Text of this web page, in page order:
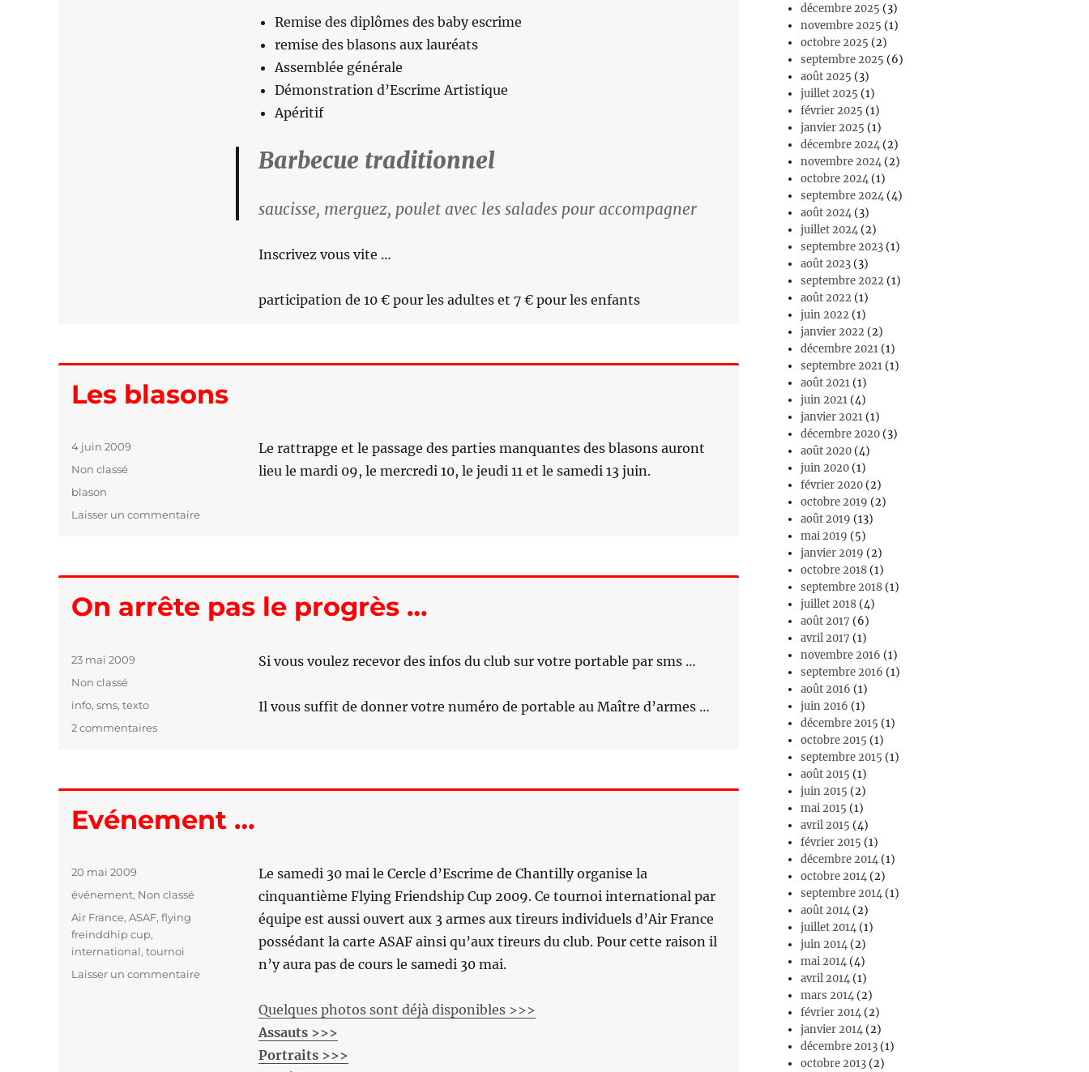
Remise des diplômes des baby escrime
remise des blasons aux lauréats
Assemblée générale
Démonstration d’Escrime Artistique
Apéritif
Barbecue traditionnel
saucisse, merguez, poulet avec les salades pour accompagner
Inscrivez vous vite …
participation de 10 € pour les adultes et 7 € pour les enfants
Les blasons
Le rattrapge et le passage des parties manquantes des blasons auront
lieu le mardi 09, le mercredi 10, le jeudi 11 et le samedi 13 juin.
Publié
le
4 juin 2009
Catégories
Non classé
Étiquettes
blason
Laisser un commentaire
On arrête pas le progrès …
Si vous voulez recevor des infos du club sur votre portable par sms …
Il vous suffit de donner votre numéro de portable au Maître d’armes …
Publié
le
23 mai 2009
Catégories
Non classé
Étiquettes
info, sms, texto
2 commentaires
progrès
…
Evénement …
Le samedi 30 mai le Cercle d’Escrime de Chantilly organise la
cinquantième Flying Friendship Cup 2009. Ce tournoi international par
équipe est aussi ouvert aux 3 armes aux tireurs individuels d’Air France
possédant la carte ASAF ainsi qu’aux tireurs du club. Pour cette raison il
n’y aura pas de cours le samedi 30 mai.
Quelques photos sont déjà disponibles >>>
Assauts >>>
Portraits >>>
Publié
le
20 mai 2009
Catégories
événement, Non classé
Étiquettes
Air France, ASAF, flying
freinddhip cup,
international, tournoi
Laisser un commentaire
décembre 2025 (3)
novembre 2025 (1)
octobre 2025 (2)
septembre 2025 (6)
août 2025 (3)
juillet 2025 (1)
février 2025 (1)
janvier 2025 (1)
décembre 2024 (2)
novembre 2024 (2)
octobre 2024 (1)
septembre 2024 (4)
août 2024 (3)
juillet 2024 (2)
septembre 2023 (1)
août 2023 (3)
septembre 2022 (1)
août 2022 (1)
juin 2022 (1)
janvier 2022 (2)
décembre 2021 (1)
septembre 2021 (1)
août 2021 (1)
juin 2021 (4)
janvier 2021 (1)
décembre 2020 (3)
août 2020 (4)
juin 2020 (1)
février 2020 (2)
octobre 2019 (2)
août 2019 (13)
mai 2019 (5)
janvier 2019 (2)
octobre 2018 (1)
septembre 2018 (1)
juillet 2018 (4)
août 2017 (6)
avril 2017 (1)
novembre 2016 (1)
septembre 2016 (1)
août 2016 (1)
juin 2016 (1)
décembre 2015 (1)
octobre 2015 (1)
septembre 2015 (1)
août 2015 (1)
juin 2015 (2)
mai 2015 (1)
avril 2015 (4)
février 2015 (1)
décembre 2014 (1)
octobre 2014 (2)
septembre 2014 (1)
août 2014 (2)
juillet 2014 (1)
juin 2014 (2)
mai 2014 (4)
avril 2014 (1)
mars 2014 (2)
février 2014 (2)
janvier 2014 (2)
décembre 2013 (1)
octobre 2013 (2)